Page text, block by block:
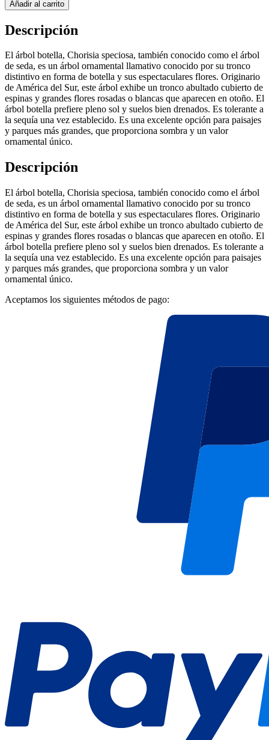
Añadir al carrito
Descripción
El árbol botella, Chorisia speciosa, también conocido como el árbol
de seda, es un árbol ornamental llamativo conocido por su tronco
distintivo en forma de botella y sus espectaculares flores. Originario
de América del Sur, este árbol exhibe un tronco abultado cubierto de
espinas y grandes flores rosadas o blancas que aparecen en otoño. El
árbol botella prefiere pleno sol y suelos bien drenados. Es tolerante a
la sequía una vez establecido. Es una excelente opción para paisajes
y parques más grandes, que proporciona sombra y un valor
ornamental único.
Descripción
El árbol botella, Chorisia speciosa, también conocido como el árbol
de seda, es un árbol ornamental llamativo conocido por su tronco
distintivo en forma de botella y sus espectaculares flores. Originario
de América del Sur, este árbol exhibe un tronco abultado cubierto de
espinas y grandes flores rosadas o blancas que aparecen en otoño. El
árbol botella prefiere pleno sol y suelos bien drenados. Es tolerante a
la sequía una vez establecido. Es una excelente opción para paisajes
y parques más grandes, que proporciona sombra y un valor
ornamental único.
Aceptamos los siguientes métodos de pago: